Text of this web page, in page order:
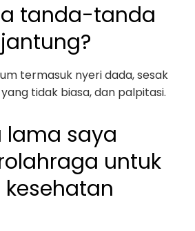
tanda-tanda
termasuk nyeri dada, sesak
tidak biasa, dan palpitasi.
lama saya
untuk